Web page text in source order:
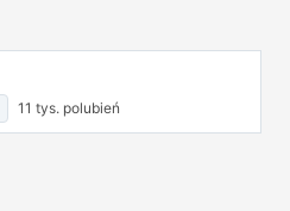
11 tys. polubień